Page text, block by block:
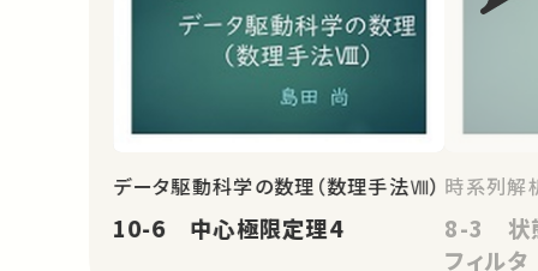
データ駆動科学の数理（数理手法Ⅷ）
10-6 中心極限定理4
時系列解
8-3 状
フィルタ